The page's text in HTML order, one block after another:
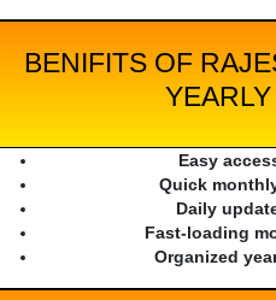
BENIFITS OF
Easy
Quick
Daily
Fast-loading
Organized